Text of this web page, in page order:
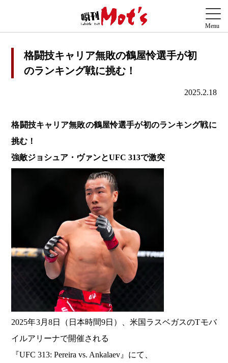
格闘技キャリア無敗の鶴屋怜選手が初
のランキング戦に挑む！
2025.2.18
格闘技キャリア無敗の鶴屋怜選手が初のランキング戦に
挑む！
強敵ジョシュア・ヴァンとUFC 313で激突
2025年3月8日（日本時間9日）、米国ラスベガスのTモバ
イルアリーナで開催される
『UFC 313: Pereira vs. Ankalaev』にて、